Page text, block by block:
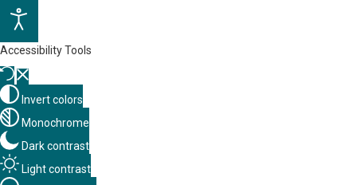
Accessibility Tools
Invert colors
Monochrome
Dark contrast
Light contrast